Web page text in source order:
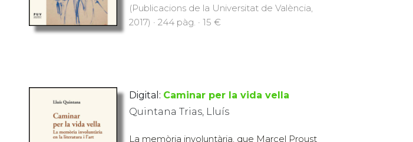
(Publicacions de la Universitat de València,
2017) · 244 pàg. · 15 €
Digital: Caminar per la vida vella
Quintana Trias, Lluís
La memòria involuntària, que Marcel Proust